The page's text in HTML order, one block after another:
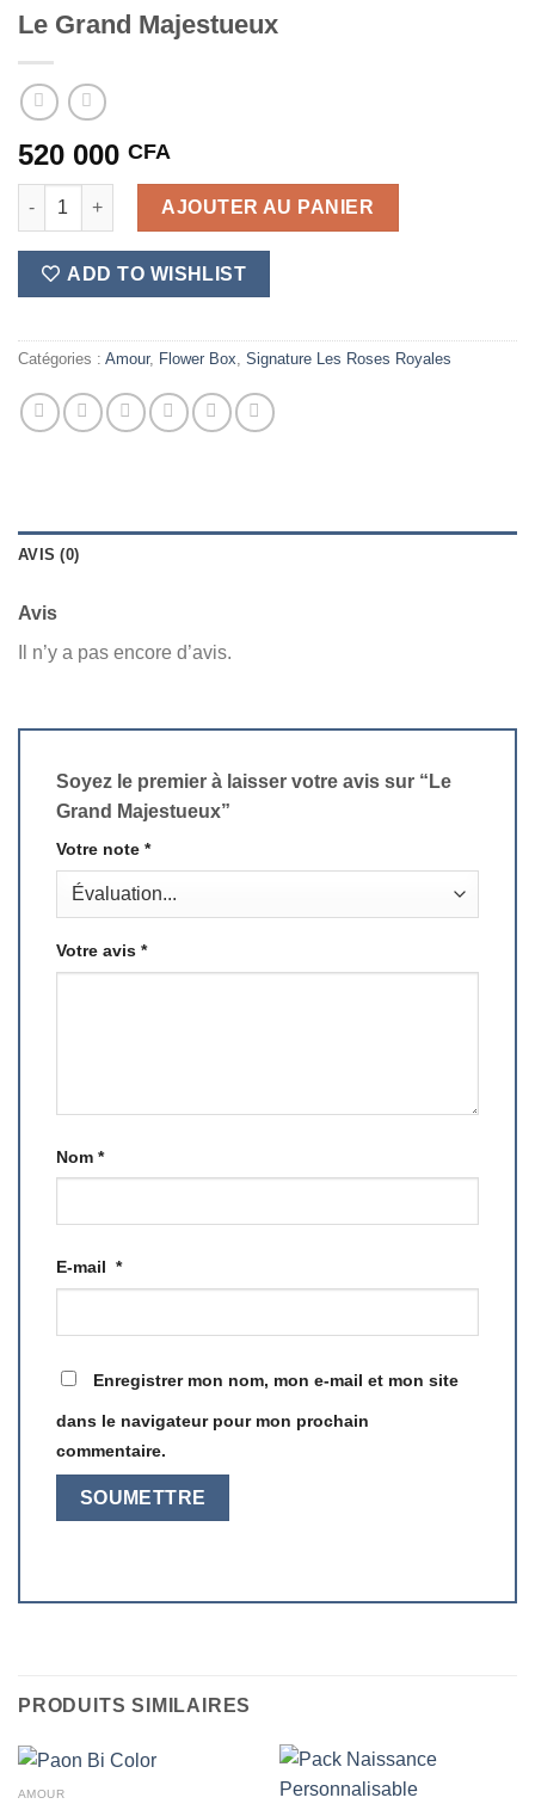
Le Grand Majestueux
520 000 CFA
quantité de Le Grand Majestueux
AJOUTER AU PANIER
ADD TO WISHLIST
Catégories : Amour, Flower Box, Signature Les Roses Royales
AVIS (0)
Avis
Il n’y a pas encore d’avis.
Soyez le premier à laisser votre avis sur “Le
Grand Majestueux”
Votre note *
Votre avis *
Nom *
E-mail *
Enregistrer mon nom, mon e-mail et mon site
dans le navigateur pour mon prochain
commentaire.
PRODUITS SIMILAIRES
AMOUR